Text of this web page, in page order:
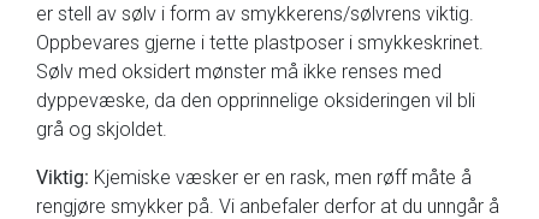
er stell av sølv i form av smykkerens/sølvrens viktig.
Oppbevares gjerne i tette plastposer i smykkeskrinet.
Sølv med oksidert mønster må ikke renses med
dyppevæske, da den opprinnelige oksideringen vil bli
grå og skjoldet.
Viktig: Kjemiske væsker er en rask, men røff måte å
rengjøre smykker på. Vi anbefaler derfor at du unngår å